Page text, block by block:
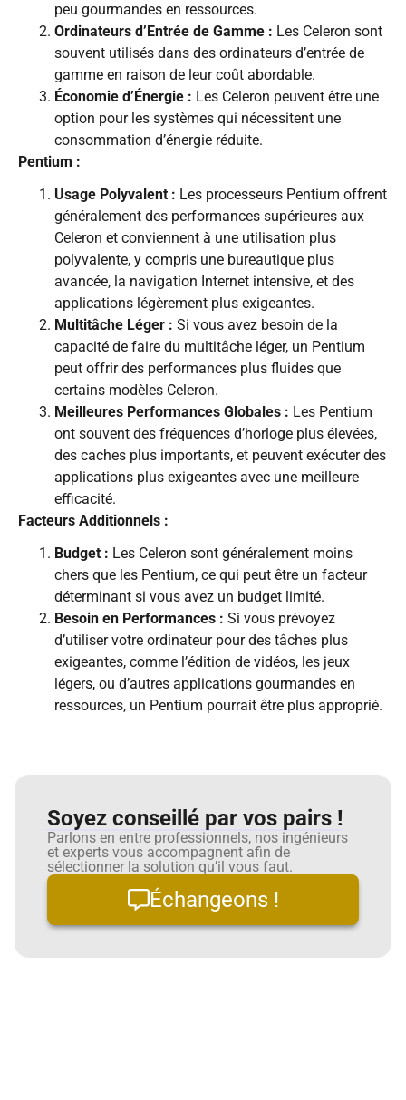
peu gourmandes en ressources.
Ordinateurs d’Entrée de Gamme : Les Celeron sont
souvent utilisés dans des ordinateurs d’entrée de
gamme en raison de leur coût abordable.
Économie d’Énergie : Les Celeron peuvent être une
option pour les systèmes qui nécessitent une
consommation d’énergie réduite.
Pentium :
Usage Polyvalent : Les processeurs Pentium offrent
généralement des performances supérieures aux
Celeron et conviennent à une utilisation plus
polyvalente, y compris une bureautique plus
avancée, la navigation Internet intensive, et des
applications légèrement plus exigeantes.
Multitâche Léger : Si vous avez besoin de la
capacité de faire du multitâche léger, un Pentium
peut offrir des performances plus fluides que
certains modèles Celeron.
Meilleures Performances Globales : Les Pentium
ont souvent des fréquences d’horloge plus élevées,
des caches plus importants, et peuvent exécuter des
applications plus exigeantes avec une meilleure
efficacité.
Facteurs Additionnels :
Budget : Les Celeron sont généralement moins
chers que les Pentium, ce qui peut être un facteur
déterminant si vous avez un budget limité.
Besoin en Performances : Si vous prévoyez
d’utiliser votre ordinateur pour des tâches plus
exigeantes, comme l’édition de vidéos, les jeux
légers, ou d’autres applications gourmandes en
ressources, un Pentium pourrait être plus approprié.
Soyez conseillé par vos pairs !
Parlons en entre professionnels, nos ingénieurs
et experts vous accompagnent afin de
sélectionner la solution qu’il vous faut.
Échangeons !